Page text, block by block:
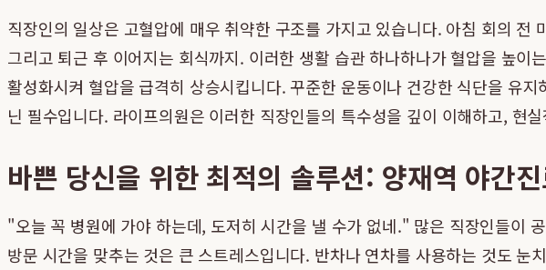
직장인의 일상은 고혈압에 매우 취약한 구조를 가지고 있습니다. 아침 회의
그리고 퇴근 후 이어지는 회식까지. 이러한 생활 습관 하나하나가 혈압을 높
활성화시켜 혈압을 급격히 상승시킵니다. 꾸준한 운동이나 건강한 식단을 유
닌 필수입니다. 라이프의원은 이러한 직장인들의 특수성을 깊이 이해하고, 현
바쁜 당신을 위한 최적의 솔루션: 양재역 야간
"오늘 꼭 병원에 가야 하는데, 도저히 시간을 낼 수가 없네." 많은 직장인들이
방문 시간을 맞추는 것은 큰 스트레스입니다. 반차나 연차를 사용하는 것도